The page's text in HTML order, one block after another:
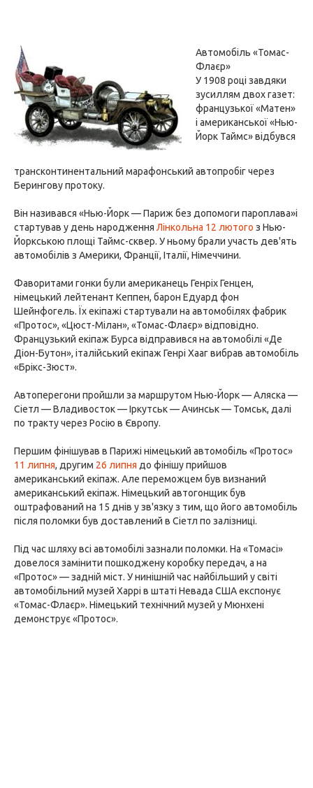
Автомобіль «Томас-
Флаєр»
У 1908 році завдяки
зусиллям двох газет:
французької «Матен»
і американської «Нью-
Йорк Таймс» відбувся
трансконтинентальний марафонський автопробіг через
Берингову протоку.
Він називався «Нью-Йорк — Париж без допомоги пароплава»і
стартував у день народження Лінкольна 12 лютого з Нью-
Йоркською площі Таймс-сквер. У ньому брали участь дев'ять
автомобілів з Америки, Франції, Італії, Німеччини.
Фаворитами гонки були американець Генріх Генцен,
німецький лейтенант Кеппен, барон Едуард фон
Шейнфогель. Їх екіпажі стартували на автомобілях фабрик
«Протос», «Цюст-Мілан», «Томас-Флаєр» відповідно.
Французький екіпаж Бурса відправився на автомобілі «Де
Діон-Бутон», італійський екіпаж Генрі Хааг вибрав автомобіль
«Брікс-Зюст».
Автоперегони пройшли за маршрутом Нью-Йорк — Аляска —
Сіетл — Владивосток — Іркутськ — Ачинськ — Томськ, далі
по тракту через Росію в Європу.
Першим фінішував в Парижі німецький автомобіль «Протос»
11 липня, другим 26 липня до фінішу прийшов
американський екіпаж. Але переможцем був визнаний
американський екіпаж. Німецький автогонщик був
оштрафований на 15 днів у зв'язку з тим, що його автомобіль
після поломки був доставлений в Сіетл по залізниці.
Під час шляху всі автомобілі зазнали поломки. На «Томасі»
довелося замінити пошкоджену коробку передач, а на
«Протос» — задній міст. У нинішній час найбільший у світі
автомобільний музей Харрі в штаті Невада США експонує
«Томас-Флаєр». Німецький технічний музей у Мюнхені
демонструє «Протос».